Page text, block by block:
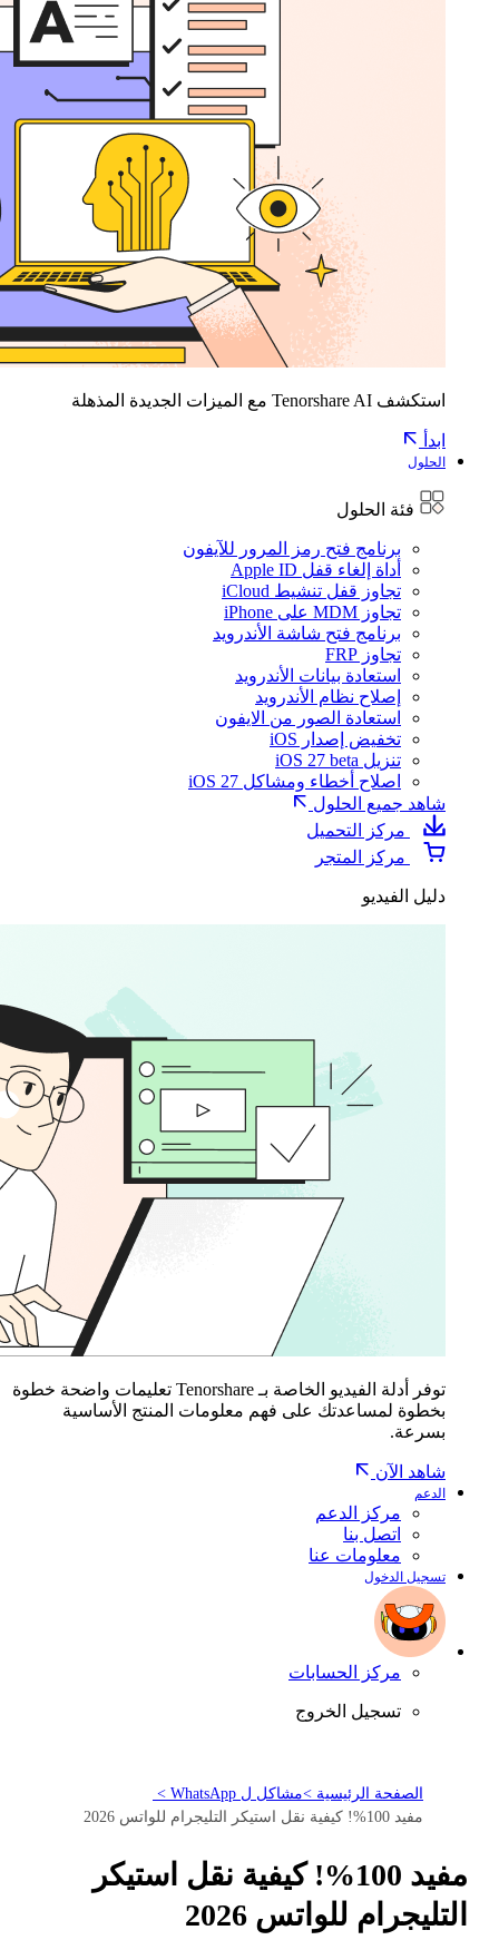
استكشف Tenorshare AI مع الميزات الجديدة المذهلة
ابدأ
الحلول
فئة الحلول
برنامج فتح رمز المرور للآيفون
أداة إلغاء قفل Apple ID
تجاوز قفل تنشيط iCloud
تجاوز MDM على iPhone
برنامج فتح شاشة الأندرويد
تجاوز FRP
استعادة بيانات الأندرويد
إصلاح نظام الأندرويد
استعادة الصور من الايفون
تخفيض إصدار iOS
تنزيل iOS 27 beta
اصلاح أخطاء ومشاكل iOS 27
شاهد جميع الحلول
مركز التحميل
مركز المتجر
دليل الفيديو
توفر أدلة الفيديو الخاصة بـ Tenorshare تعليمات واضحة خطوة
بخطوة لمساعدتك على فهم معلومات المنتج الأساسية
بسرعة.
شاهد الآن
الدعم
مركز الدعم
اتصل بنا
معلومات عنا
تسجيل الدخول
مركز الحسابات
تسجيل الخروج
الصفحة الرئيسية >مشاكل ل WhatsApp >
مفيد 100%! كيفية نقل استيكر التليجرام للواتس 2026
مفيد 100%! كيفية نقل استيكر
التليجرام للواتس 2026